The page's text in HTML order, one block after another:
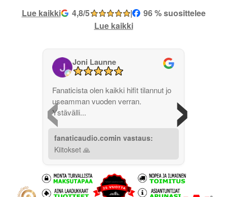
Lue kaikki 4,8/5 |
96 % suosittelee
Lue kaikki
‹
Joni Launne
Fanaticista olen kaikki hifit tilannut jo
useamman vuoden verran.
Ystävälli...
fanaticaudio.comin vastaus:
Kiitokset 🙏
›